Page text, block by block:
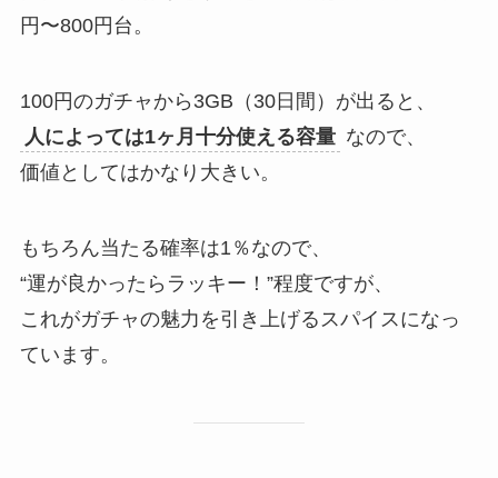
円〜800円台。
100円のガチャから3GB（30日間）が出ると、
人によっては1ヶ月十分使える容量 なので、
価値としてはかなり大きい。
もちろん当たる確率は1％なので、
“運が良かったらラッキー！”程度ですが、
これがガチャの魅力を引き上げるスパイスになっ
ています。